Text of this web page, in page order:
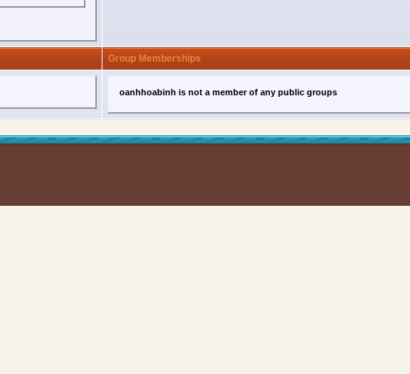
Group Memberships
oanhhoabinh is not a member of any public groups